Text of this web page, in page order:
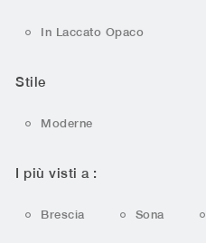
In Laccato Opaco
Stile
Moderne
I più visti a :
Brescia Sona